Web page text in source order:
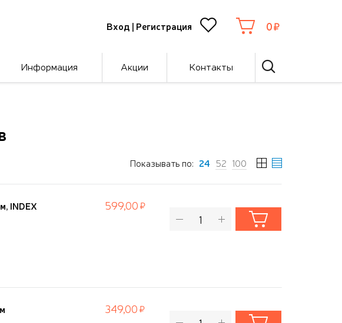
Вход | Регистрация 0
Информация Акции Контакты
Показывать по: 24 52 100
INDEX 599,00
349,00